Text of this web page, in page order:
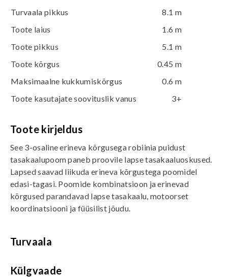
Turvaala pikkus
8.1 m
Toote laius
1.6 m
Toote pikkus
5.1 m
Toote kõrgus
0.45 m
Maksimaalne kukkumiskõrgus
0.6 m
Toote kasutajate soovituslik vanus
3+
Toote kirjeldus
See 3-osaline erineva kõrgusega robiinia puidust
tasakaalupoom paneb proovile lapse tasakaaluoskused.
Lapsed saavad liikuda erineva kõrgustega poomidel
edasi-tagasi. Poomide kombinatsioon ja erinevad
kõrgused parandavad lapse tasakaalu, motoorset
koordinatsiooni ja füüsilist jõudu.
Turvaala
Külgvaade